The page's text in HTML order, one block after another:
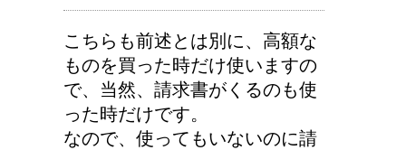
こちらも前述とは別に、高額な
ものを買った時だけ使いますの
で、当然、請求書がくるのも使
った時だけです。
なので、使ってもいないのに請